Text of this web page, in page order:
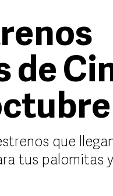
de
que
tus palomitas